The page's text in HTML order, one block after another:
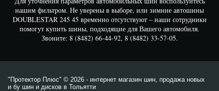
нашим фильтром. Не уверены в выборе, или зимние автошины
DOUBLESTAR 245 45 временно отсутствуют – наши сотрудники
помогут купить шины, подходящие для Вашего автомобиля.
Звоните: 8 (8482) 66-44-92, 8 (8482) 33-57-05.
"Протектор Плюс" © 2026 - интернет магазин шин, продажа новых
и бу шин и дисков в Тольятти